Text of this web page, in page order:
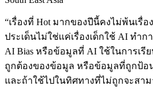
“เรื่องที่ Hot มากของปีนี้คงไม่พ้นเรื่อง
ประเด็นไม่ใช่แค่เรื่องเด็กใช้ AI ทำก
AI Bias หรือข้อมูลที่ AI ใช้ในการเรี
ถูกต้องของข้อมูล หรือข้อมูลที่ถูกป้อ
และถ้าใช้ไปในทิศทางที่ไม่ถูกจะสา